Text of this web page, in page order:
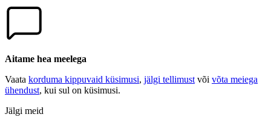
Aitame hea meelega
Vaata korduma kippuvaid küsimusi, jälgi tellimust või võta meiega
ühendust, kui sul on küsimusi.
Jälgi meid